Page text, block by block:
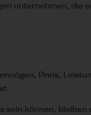
unternehmen, die
Preis,
sein können, bleiben